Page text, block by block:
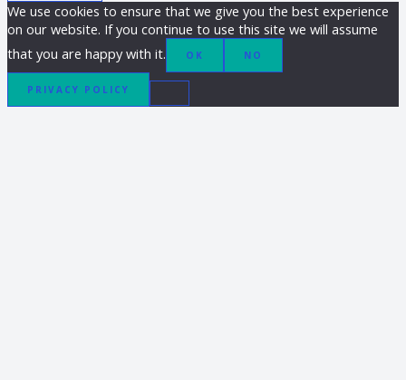
We use cookies to ensure that we give you the best experience
on our website. If you continue to use this site we will assume
that you are happy with it.
OK NO
PRIVACY POLICY